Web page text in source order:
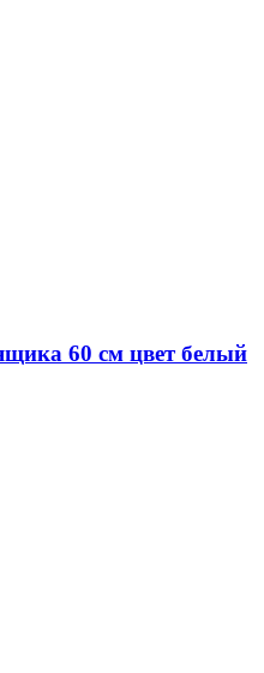
60 см цвет белый